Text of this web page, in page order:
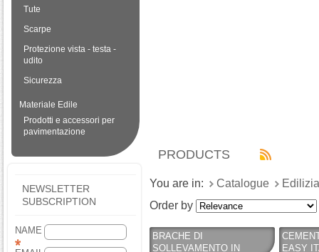
Tute
Scarpe
Protezione vista - testa -
udito
Sicurezza
Materiale Edile
Prodotti e accessori per
pavimentazione
NEWSLETTER
SUBSCRIPTION
NAME
PRODUCTS
You are in: Catalogue
Edilizia
Order by
BRACHE DI
SOLLEVAMENTO IN
EASY